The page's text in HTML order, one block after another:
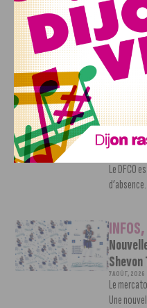
DFCO : RENCONTRE
L’ARTISAN DE LA
INFOS,
DFCO
Ligue 2
Le DFCO
INFOS,
7 AOÛT, 2026
Le
Une